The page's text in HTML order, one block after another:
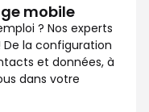
mobile
? Nos experts
la configuration
et données, à
dans votre